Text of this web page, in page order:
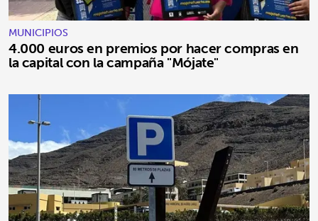
MUNICIPIOS
4.000 euros en premios por hacer compras en
la capital con la campaña "Mójate"